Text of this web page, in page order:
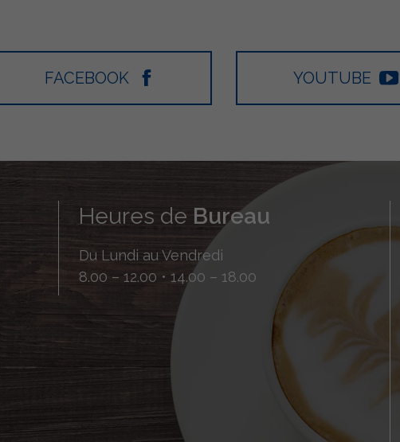
FACEBOOK YOUTUBE
Heures de Bureau
Du Lundi au Vendredi
8.00 – 12.00 • 14.00 – 18.00